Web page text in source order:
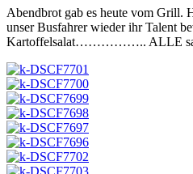
Abendbrot gab es heute vom Grill.
unser Busfahrer wieder ihr Talent
Kartoffelsalat…………….. ALLE